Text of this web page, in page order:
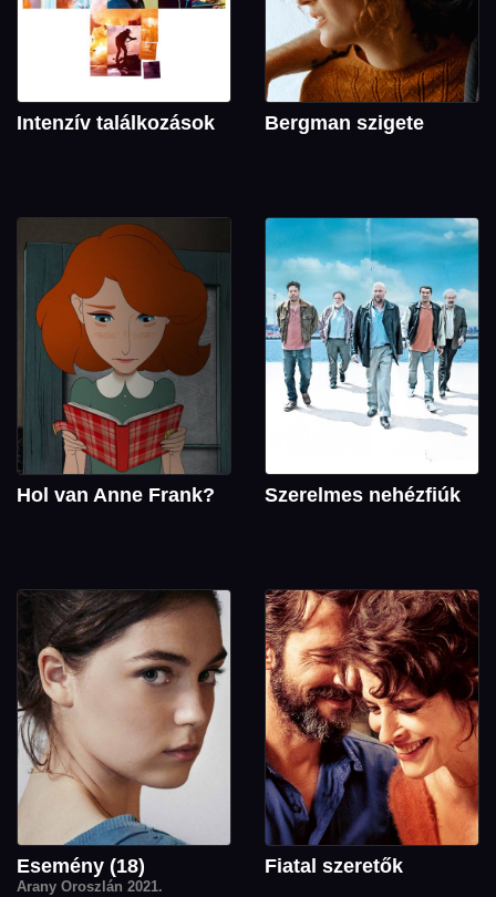
Intenzív találkozások Bergman szigete
Hol van Anne Frank? Szerelmes nehézfiúk
Esemény (18)
Arany Oroszlán 2021.
Fiatal szeretők